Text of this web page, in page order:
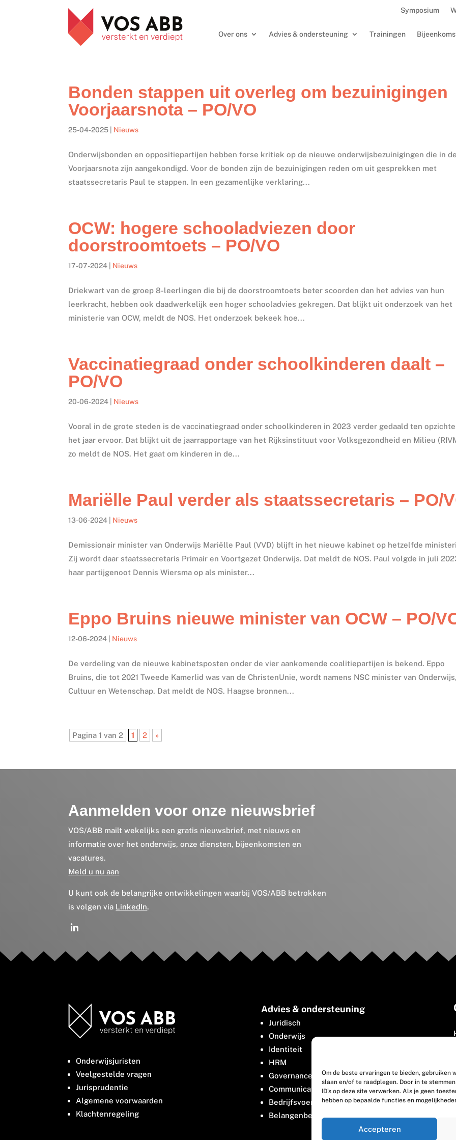
Om de beste ervaringen te bieden,
slaan en/of te raadplegen. Door in te
ID's op deze site verwerken. Als je geen
hebben op bepaalde functies en
Accepteren
Symposium
Over ons Advies & ondersteuning Trainingen
Bonden stappen uit overleg om bezuinigingen
Voorjaarsnota – PO/VO
25-04-2025 Nieuws
Onderwijsbonden en oppositiepartijen hebben forse kritiek op de nieuwe onderwijsbezuinigingen die in de
Voorjaarsnota zijn aangekondigd. Voor de bonden zijn de bezuinigingen reden om uit gesprekken met
staatssecretaris Paul te stappen. In een gezamenlijke verklaring...
OCW: hogere schooladviezen door
doorstroomtoets – PO/VO
17-07-2024 Nieuws
Driekwart van de groep 8-leerlingen die bij de doorstroomtoets beter scoorden dan het advies van hun
leerkracht, hebben ook daadwerkelijk een hoger schooladvies gekregen. Dat blijkt uit onderzoek van het
ministerie van OCW, meldt de NOS. Het onderzoek bekeek hoe...
Vaccinatiegraad onder schoolkinderen daalt –
PO/VO
20-06-2024 Nieuws
Vooral in de grote steden is de vaccinatiegraad onder schoolkinderen in 2023 verder gedaald ten opzichte
het jaar ervoor. Dat blijkt uit de jaarrapportage van het Rijksinstituut voor Volksgezondheid en Milieu
zo meldt de NOS. Het gaat om kinderen in de...
Mariëlle Paul verder als staatssecretaris – PO/
13-06-2024 Nieuws
Demissionair minister van Onderwijs Mariëlle Paul (VVD) blijft in het nieuwe kabinet op hetzelfde
Zij wordt daar staatssecretaris Primair en Voortgezet Onderwijs. Dat meldt de NOS. Paul volgde in juli
haar partijgenoot Dennis Wiersma op als minister...
Eppo Bruins nieuwe minister van OCW – PO/
12-06-2024 Nieuws
De verdeling van de nieuwe kabinetsposten onder de vier aankomende coalitiepartijen is bekend. Eppo
Bruins, die tot 2021 Tweede Kamerlid was van de ChristenUnie, wordt namens NSC minister van Onderwijs,
Cultuur en Wetenschap. Dat meldt de NOS. Haagse bronnen...
Pagina 1 van 2 1 2 »
Aanmelden voor onze nieuwsbrief
VOS/ABB mailt wekelijks een gratis nieuwsbrief, met nieuws en
informatie over het onderwijs, onze diensten, bijeenkomsten en
vacatures.
Meld u nu aan
U kunt ook de belangrijke ontwikkelingen waarbij VOS/ABB betrokken
is volgen via LinkedIn.
Onderwijsjuristen
Veelgestelde vragen
Jurisprudentie
Algemene voorwaarden
Klachtenregeling
Advies & ondersteuning
Juridisch
Onderwijs
Identiteit
HRM
Governance
Communicatie
Bedrijfsvoering
Belangenbehartiging